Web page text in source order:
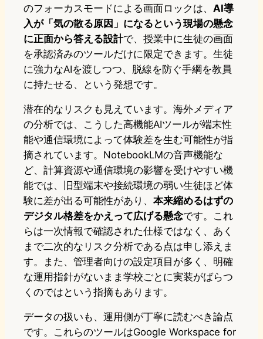
のフォーカスモードによる画面ロックは、 AI導
入が「気の散る原因」になるという現場の懸念
に正面から答える設計で、授業中に生徒の画面
を承認済みのツールだけに限定できます。生徒
に強力なAIを渡しつつ、脱線を防ぐ手綱を教員
に持たせる、という発想です。
潜在的なリスクも見えています。海外メディア
の分析では、こうした高機能AIツールが端末性
能や通信環境によって体験差を生む可能性が指
摘されています。NotebookLMの音声機能な
ど、計算資源や通信環境の影響を受けやすい機
能では、旧型端末や接続環境の弱い生徒ほど体
験に差が出る可能性があり、 本来縮めるはずの
デジタル格差をかえって広げる懸念です。これ
らは一次情報で確認された仕様ではなく、あく
まで二次的なリスク分析である点は申し添えま
す。また、管理者向けの設定項目が多く、明確
な運用指針がないまま学校ごとに実装がばらつ
くのではという指摘もあります。
データの扱いも、運用側が丁寧に読むべき論点
です。これらのツールはGoogle Workspace for